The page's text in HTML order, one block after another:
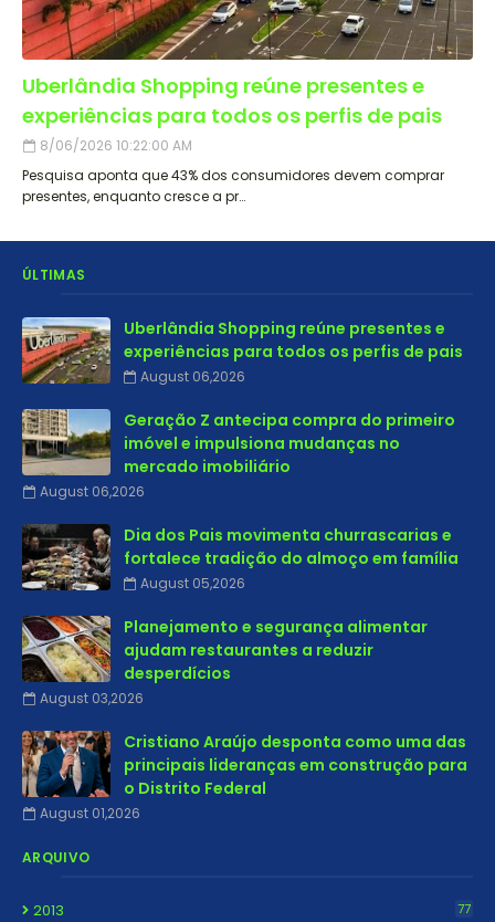
Uberlândia Shopping reúne presentes e
experiências para todos os perfis de pais
8/06/2026 10:22:00 AM
Pesquisa aponta que 43% dos consumidores devem comprar
presentes, enquanto cresce a pr…
ÚLTIMAS
Uberlândia Shopping reúne presentes e
experiências para todos os perfis de pais
August 06,2026
Geração Z antecipa compra do primeiro
imóvel e impulsiona mudanças no
mercado imobiliário
August 06,2026
Dia dos Pais movimenta churrascarias e
fortalece tradição do almoço em família
August 05,2026
Planejamento e segurança alimentar
ajudam restaurantes a reduzir
desperdícios
August 03,2026
Cristiano Araújo desponta como uma das
principais lideranças em construção para
o Distrito Federal
August 01,2026
ARQUIVO
2013 77